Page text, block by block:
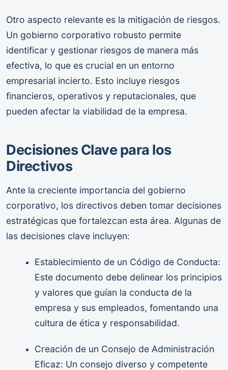
Otro aspecto relevante es la mitigación de riesgos.
Un gobierno corporativo robusto permite
identificar y gestionar riesgos de manera más
efectiva, lo que es crucial en un entorno
empresarial incierto. Esto incluye riesgos
financieros, operativos y reputacionales, que
pueden afectar la viabilidad de la empresa.
Decisiones Clave para los
Directivos
Ante la creciente importancia del gobierno
corporativo, los directivos deben tomar decisiones
estratégicas que fortalezcan esta área. Algunas de
las decisiones clave incluyen:
Establecimiento de un Código de Conducta:
Este documento debe delinear los principios
y valores que guían la conducta de la
empresa y sus empleados, fomentando una
cultura de ética y responsabilidad.
Creación de un Consejo de Administración
Eficaz: Un consejo diverso y competente